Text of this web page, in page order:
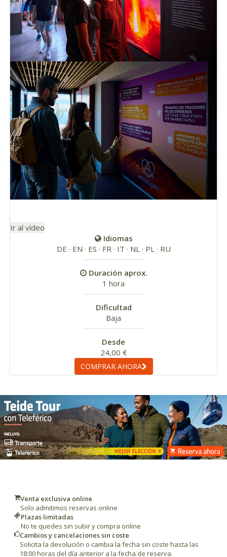
Ir al vídeo
Idiomas
DE · EN · ES · FR · IT · NL · PL · RU
Duración aprox.
1 hora
Dificultad
Baja
Desde
24,00 €
COMPRAR AHORA
Venta exclusiva online
Solo admitimos reservas online
Plazas limitadas
No te quedes sin subir y compra online
Cambios y cancelaciones sin coste
Solicita la devolución o cambia la fecha sin coste hasta las
18:00 horas del día anterior a la fecha de reserva.